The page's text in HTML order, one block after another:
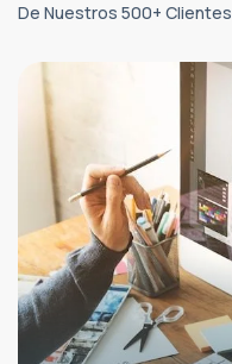
De Nuestros 500+ Clientes